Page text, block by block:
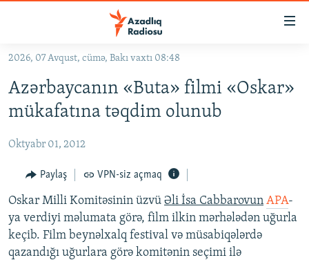
Əsas
qayıt
Əsas
qayıt
#ƏSLINDƏ
FƏRQƏ BAX
QANUNI DOĞRU
ARAŞDIRMA
MULTIMEDIA
2026, 07 Avqust, cümə, Bakı vaxtı 08:48
Azərbaycanın «Buta» filmi «Oskar»
mükafatına təqdim olunub
Oktyabr 01, 2012
Paylaş VPN-siz açmaq
Oskar Milli Komitəsinin üzvü Əli İsa Cabbarovun APA-
ya verdiyi məlumata görə, film ilkin mərhələdən uğurla
keçib. Film beynəlxalq festival və müsabiqələrdə
qazandığı uğurlara görə komitənin seçimi ilə